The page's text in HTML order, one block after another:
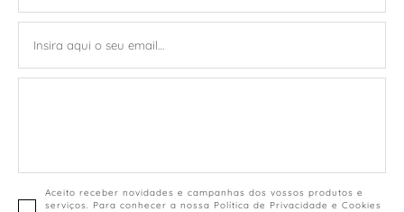
Aceito receber novidades e campanhas dos vossos produtos e
serviços. Para conhecer a nossa Política de Privacidade e Cookies